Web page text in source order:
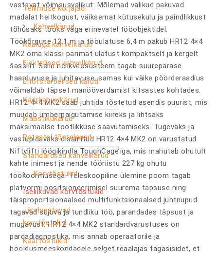
Tellimuse korjajad
Kahvelkärud
Kaaluga kahvelkärud
Elektrilised kahvelkärud
Eriotstarbelised kärud
Käärkahvelkärud
Maastikukärud
Ratastel tõstelauad
Standardsed kahvelkärud
Korvtõstukid
Iseliikuvad korvtõstukid
Järelveetavad
korvtõstukid
Käärtõstukid
vastavat võimsusvalikut: Mõlemad valikud pakuvad
madalat heitkogust, väiksemat kütusekulu ja paindlikkust
tõhusaks tööks väga erinevatel tööobjektidel.
Töökõrguse 12,1 m ja tööulatuse 6,4 m pakub HR12 4×4
MK2 oma klassi parimat ulatust kompaktselt ja kergelt
šassiilt. Selle nelikveosüsteem tagab suurepärase
haarduvuse ja juhitavuse, samas kui väike pöörderaadius
võimaldab täpset manööverdamist kitsastes kohtades.
HR12 4×4 MK2 saab juhtida tõstetud asendis puurist, mis
muudab ümberpaigutamise kiireks ja lihtsaks
maksimaalse tootlikkuse saavutamiseks. Tugevaks ja
vastupidavaks disainitud HR12 4×4 MK2 on varustatud
Niftylifti löögikindla ToughCage’iga, mis mahutab ohutult
kahte inimest ja nende tööriistu 227 kg ohutu
töökoormusega. Teleskoopiline ülemine poom tagab
platvormi positsioneerimisel suurema täpsuse ning
täisproportsionaalsed multifunktsionaalsed juhtnupud
tagavad sujuva ja tundliku töö, parandades täpsust ja
mugavust. HR12 4×4 MK2 standardvarustuses on
pardadiagnostika, mis annab operaatorile ja
hooldusmeeskondadele selget reaalajas tagasisidet, et